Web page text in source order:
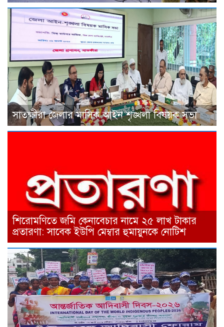
সাতক্ষীরা জেলার মাসিক আইন শৃঙ্খলা বিষয়ক সভা
শিরোমণিতে জমি কেনাবেচার নামে ২৫ লাখ টাকার
প্রতারণা: সাবেক ইউপি মেম্বার হুমায়ুনকে নোটিশ